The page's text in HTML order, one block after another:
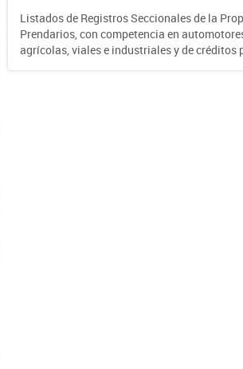
Listados de Registros Seccionales de la
Prendarios, con competencia en
agrícolas, viales e industriales y de créditos